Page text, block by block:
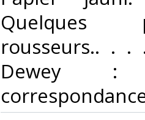
rousseurs.. . .
Dewey :